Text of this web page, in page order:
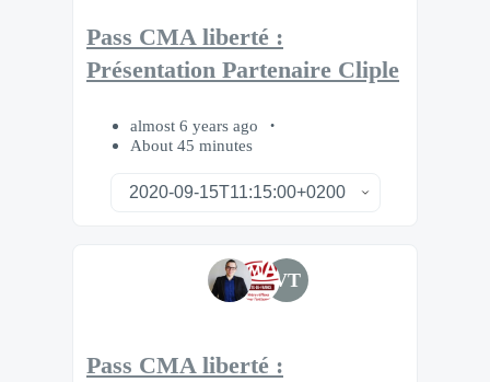
Pass CMA liberté :
Présentation Partenaire Cliple
almost 6 years ago
About 45 minutes
VT
Pass CMA liberté :